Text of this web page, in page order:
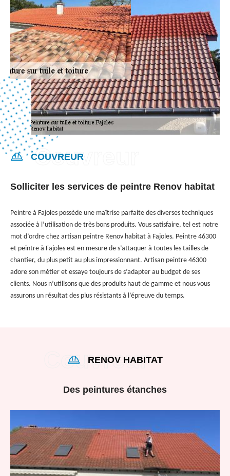
COUVREUR
Solliciter les services de peintre Renov habitat
Peintre à Fajoles possède une maîtrise parfaite des diverses techniques
associée à l’utilisation de très bons produits. Vous satisfaire, tel est notre
mot d’ordre chez artisan peintre Renov habitat à Fajoles. Peintre 46300
et peintre à Fajoles est en mesure de s’attaquer à toutes les tailles de
chantier, du plus petit au plus impressionnant. Artisan peintre 46300
adore son métier et essaye toujours de s’adapter au budget de ses
clients. Nous n’utilisons que des produits haut de gamme et nous vous
assurons un résultat des plus résistants à l’épreuve du temps.
RENOV HABITAT
Des peintures étanches